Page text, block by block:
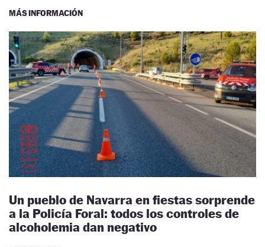
MÁS INFORMACIÓN
Un pueblo de Navarra en fiestas sorprende
a la Policía Foral: todos los controles de
alcoholemia dan negativo